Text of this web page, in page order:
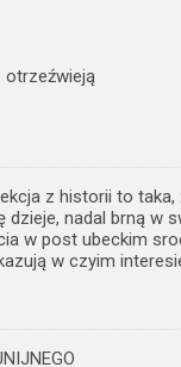
otrzeźwieją
z historii to
nadal brną w
w post ubeckim
w czyim